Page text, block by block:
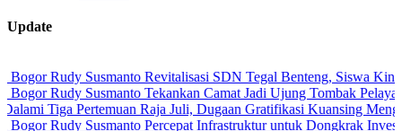
Update
Susmanto Revitalisasi SDN Tegal Benteng, Siswa Kini Belajar
Susmanto Tekankan Camat Jadi Ujung Tombak Pelayanan
Pertemuan Raja Juli, Dugaan Gratifikasi Kuansing Menguat
Susmanto Percepat Infrastruktur untuk Dongkrak Investasi